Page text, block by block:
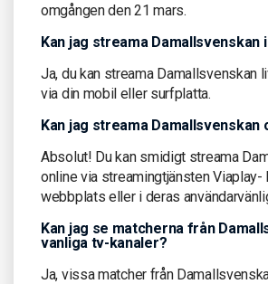
omgången den 21 mars.
Kan jag streama Damallsvenskan
Ja, du kan streama Damallsvenskan
via din mobil eller surfplatta.
Kan jag streama Damallsvenskan
Absolut! Du kan smidigt streama
online via streamingtjänsten Viaplay-
webbplats eller i deras
Kan jag se matcherna från
vanliga tv-kanaler?
Ja, vissa matcher från